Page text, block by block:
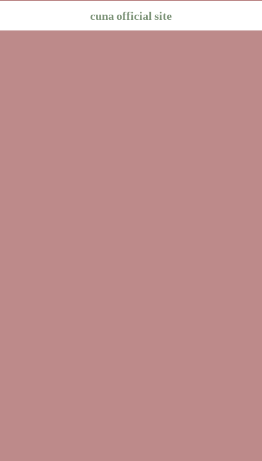
cuna official site